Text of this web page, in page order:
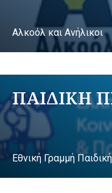
Αλκοόλ και Ανήλικοι
ΠΑΙΔΙΚΗ
Εθνική Γραμμή